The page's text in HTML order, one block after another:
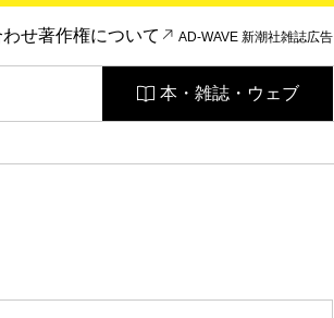
わせ著作権について AD-WAVE 新潮社雑誌広告
本・雑誌・ウェブ